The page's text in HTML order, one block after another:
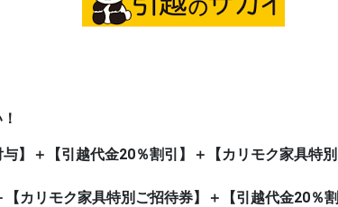
】＋【引越代金20％割引】＋【カリモク家具特別
カリモク家具特別ご招待券】＋【引越代金20％割